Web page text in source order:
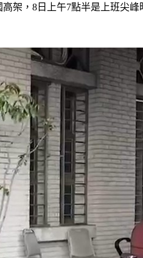
架，8日上午7點半是上班尖